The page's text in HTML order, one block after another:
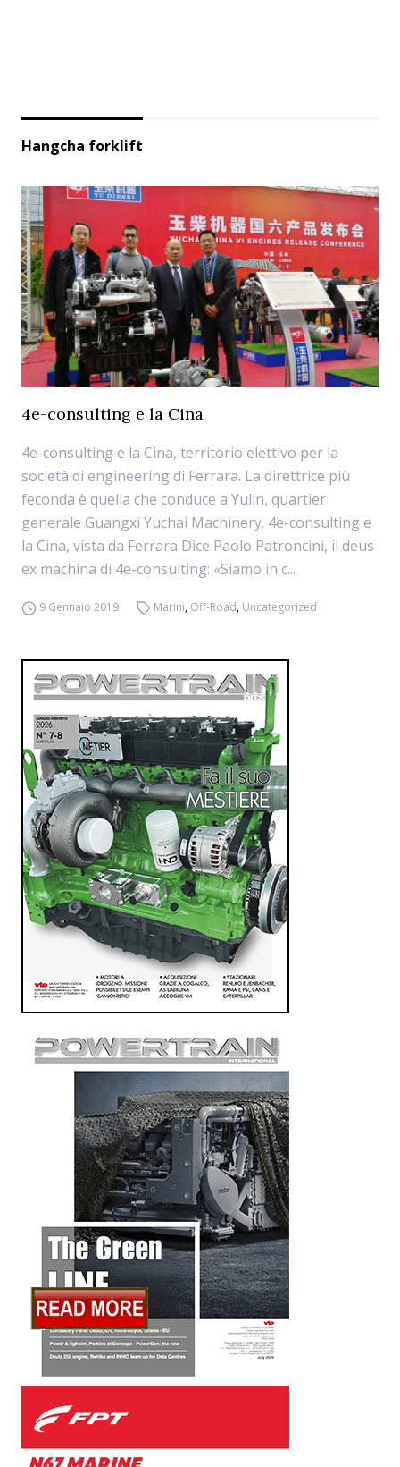
Hangcha forklift
4e-consulting e la Cina
4e-consulting e la Cina, territorio elettivo per la
società di engineering di Ferrara. La direttrice più
feconda è quella che conduce a Yulin, quartier
generale Guangxi Yuchai Machinery. 4e-consulting e
la Cina, vista da Ferrara Dice Paolo Patroncini, il deus
ex machina di 4e-consulting: «Siamo in c...
9 Gennaio 2019 Marini, Off-Road, Uncategorized